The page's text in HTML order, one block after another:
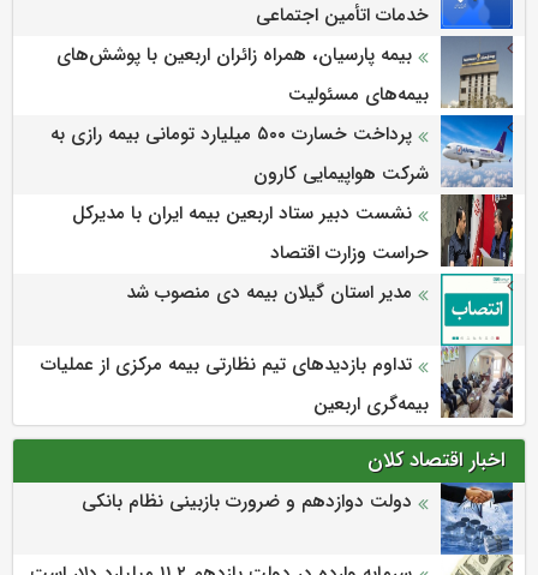
خدمات اتأمین اجتماعی
بیمه پارسیان، همراه زائران اربعین با پوشش‌های
بیمه‌های مسئولیت
پرداخت خسارت ۵۰۰ میلیارد تومانی بیمه رازی به
شرکت هواپیمایی کارون
نشست دبیر ستاد اربعین بیمه ایران با مدیرکل
حراست وزارت اقتصاد
مدیر استان گیلان بیمه دی منصوب شد
تداوم بازدیدهای تیم نظارتی بیمه مرکزی از عملیات
بیمه‌گری اربعین
اخبار اقتصاد کلان
دولت دوازدهم و ضرورت بازبینی نظام بانکی